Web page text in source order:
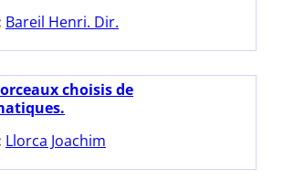
Bareil Henri. Dir.
choisis de
Llorca Joachim